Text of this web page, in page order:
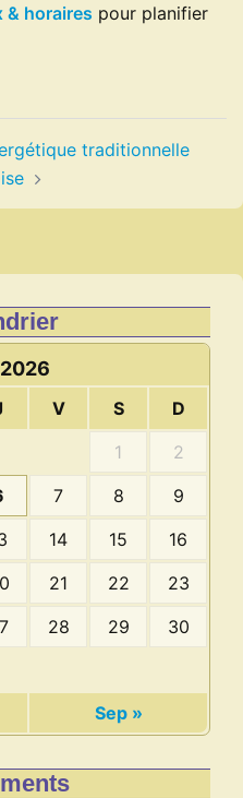
& horaires pour planifier
traditionnelle
V S
D
1
2
7 8
9
14 15
16
21 22
23
28 29
30
Sep »